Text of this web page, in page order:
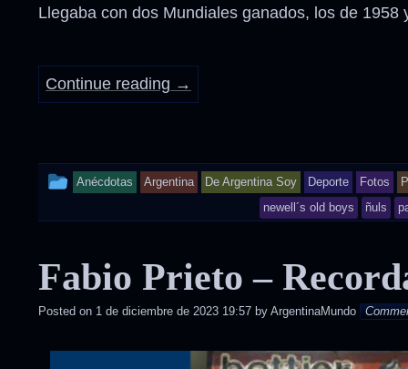
Llegaba con dos Mundiales ganados, los de 1958
Continue reading →
This
posted
Anécdotas Argentina De Argentina Soy Deporte Fotos
newell´s old boys
ñuls
Fabio Prieto –
Posted on 1 de diciembre de 2023 19:57 by ArgentinaMundo